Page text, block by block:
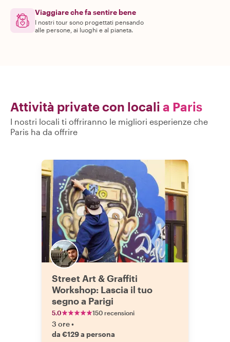
Viaggiare che fa sentire bene
I nostri tour sono progettati pensando
alle persone, ai luoghi e al pianeta.
Attività private con locali a Paris
I nostri locali ti offriranno le migliori esperienze che
Paris ha da offrire
Street Art & Graffiti
Workshop: Lascia il tuo
segno a Parigi
5.0 150 recensioni
3 ore•
da €129 a persona